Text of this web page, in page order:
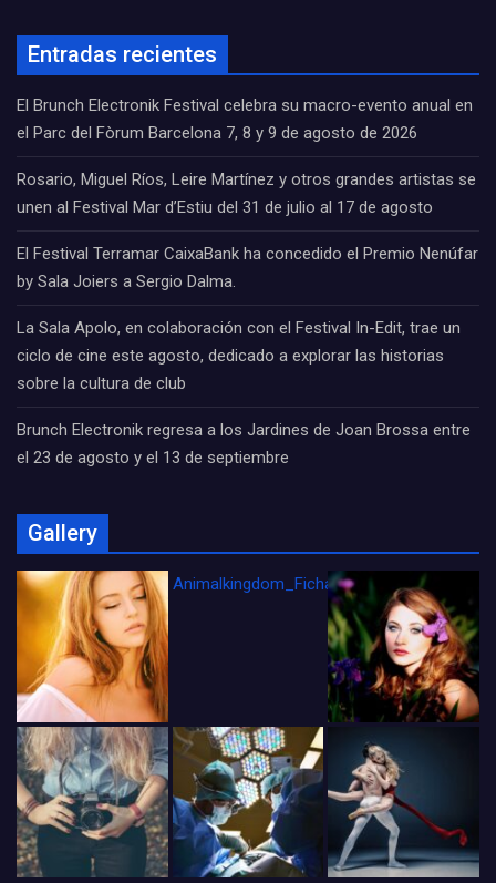
Entradas recientes
El Brunch Electronik Festival celebra su macro-evento anual en
el Parc del Fòrum Barcelona 7, 8 y 9 de agosto de 2026
Rosario, Miguel Ríos, Leire Martínez y otros grandes artistas se
unen al Festival Mar d’Estiu del 31 de julio al 17 de agosto
El Festival Terramar CaixaBank ha concedido el Premio Nenúfar
by Sala Joiers a Sergio Dalma.
La Sala Apolo, en colaboración con el Festival In-Edit, trae un
ciclo de cine este agosto, dedicado a explorar las historias
sobre la cultura de club
Brunch Electronik regresa a los Jardines de Joan Brossa entre
el 23 de agosto y el 13 de septiembre
Gallery
Animalkingdom_FichaCine